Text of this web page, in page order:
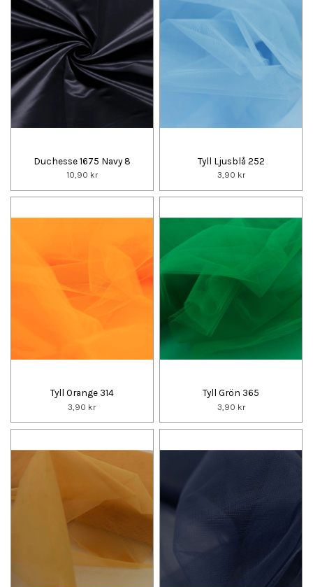
Duchesse 1675 Navy 8
10,90 kr
Tyll Ljusblå 252
3,90 kr
Tyll Orange 314
3,90 kr
Tyll Grön 365
3,90 kr